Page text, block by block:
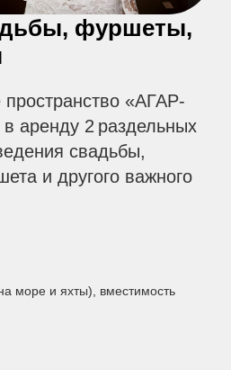
фуршеты,
пространство «АГАР-
аренду 2 раздельных
свадьбы,
и другого важного
море и яхты), вместимость